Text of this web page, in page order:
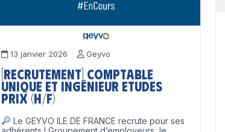
13 janvier 2026 Geyvo
[Recrutement] Comptable
unique et Ingénieur Etudes
Prix (H/F)
Le GEYVO ILE DE FRANCE recrute pour ses